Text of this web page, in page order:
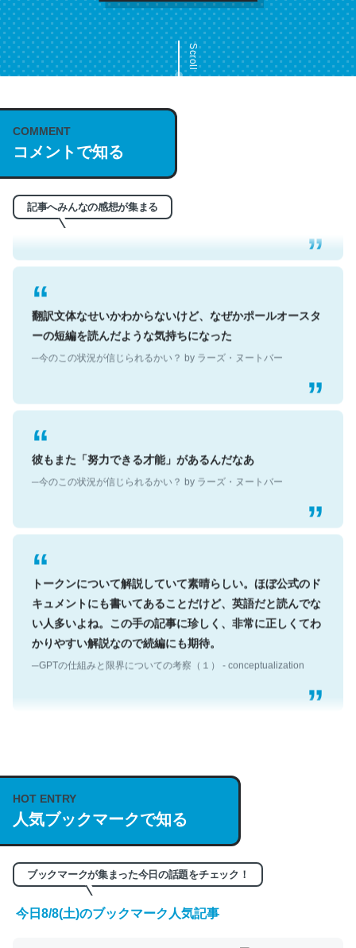
Scroll
COMMENT
コメントで知る
記事へみんなの感想が集まる
これは名文。彼はとてもクレバーなんだろうなと凄く思
─今のこの状況が信じられるかい？ by ラーズ・ヌートバー
翻訳文体なせいかわからないけど、なぜかポールオースタ
ーの短編を読んだような気持ちになった
─今のこの状況が信じられるかい？ by ラーズ・ヌートバー
彼もまた「努力できる才能」があるんだなあ
─今のこの状況が信じられるかい？ by ラーズ・ヌートバー
トークンについて解説していて素晴らしい。ほぼ公式のド
キュメントにも書いてあることだけど、英語だと読んでな
い人多いよね。この手の記事に珍しく、非常に正しくてわ
かりやすい解説なので続編にも期待。
─GPTの仕組みと限界についての考察（１） - conceptualization
説してる記事が少ないので貴重な良記事。/続編来た
https://isobe324649.hatenablog.com/entry/2023/03/27
/064121
─GPTの仕組みと限界についての考察（１） - conceptualization
HOT ENTRY
人気ブックマークで知る
ブックマークが集まった今日の話題をチェック！
今日8/8(土)のブックマーク人気記事